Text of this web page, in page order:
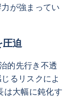
が強まってい
迫
的先行き不透
るリスクによ
は大幅に鈍化す